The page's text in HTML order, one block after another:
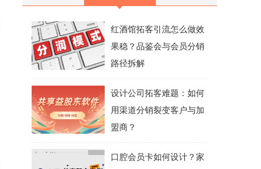
红酒馆拓客引流怎么做效
果稳？品鉴会与会员分销
路径拆解
设计公司拓客难题：如何
用渠道分销裂变客户与加
盟商？
口腔会员卡如何设计？家